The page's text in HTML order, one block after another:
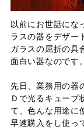
以前にお世話にな
ラスの器をデザー
ガラスの屈折の具
面白い器なのです。
先日、業務用の器
Ｄで光るキューブ
て、色んな用途に
早速購入をし使っ